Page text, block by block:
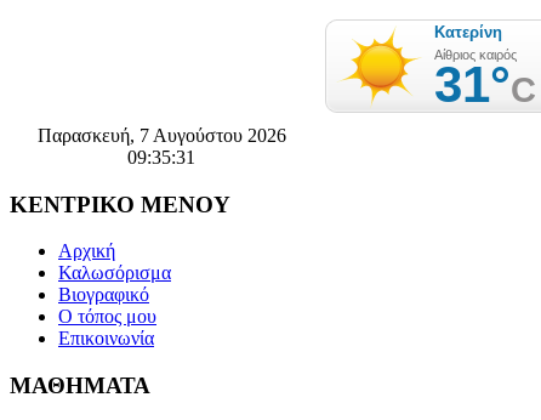
Παρασκευή, 7 Αυγούστου 2026
09:35:31
ΚΕΝΤΡΙΚΟ ΜΕΝΟΥ
Αρχική
Καλωσόρισμα
Βιογραφικό
Ο τόπος μου
Επικοινωνία
ΜΑΘΗΜΑΤΑ